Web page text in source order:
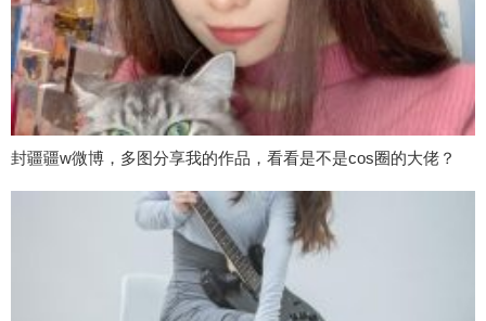
封疆疆w微博，多图分享我的作品，看看是不是cos圈的大佬？